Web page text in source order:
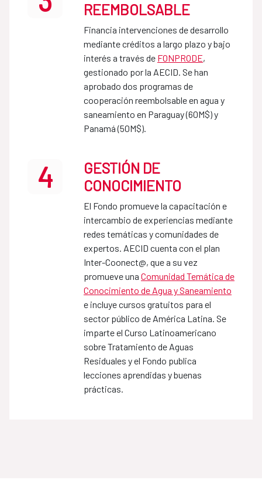
REEMBOLSABLE
Financia intervenciones de desarrollo
mediante créditos a largo plazo y bajo
interés a través de FONPRODE,
gestionado por la AECID. Se han
aprobado dos programas de
cooperación reembolsable en agua y
saneamiento en Paraguay (60M$) y
Panamá (50M$).
4
GESTIÓN DE
CONOCIMIENTO
El Fondo promueve la capacitación e
intercambio de experiencias mediante
redes temáticas y comunidades de
expertos. AECID cuenta con el plan
Inter-Coonect@, que a su vez
promueve una Comunidad Temática de
Conocimiento de Agua y Saneamiento
e incluye cursos gratuitos para el
sector público de América Latina. Se
imparte el Curso Latinoamericano
sobre Tratamiento de Aguas
Residuales y el Fondo publica
lecciones aprendidas y buenas
prácticas.